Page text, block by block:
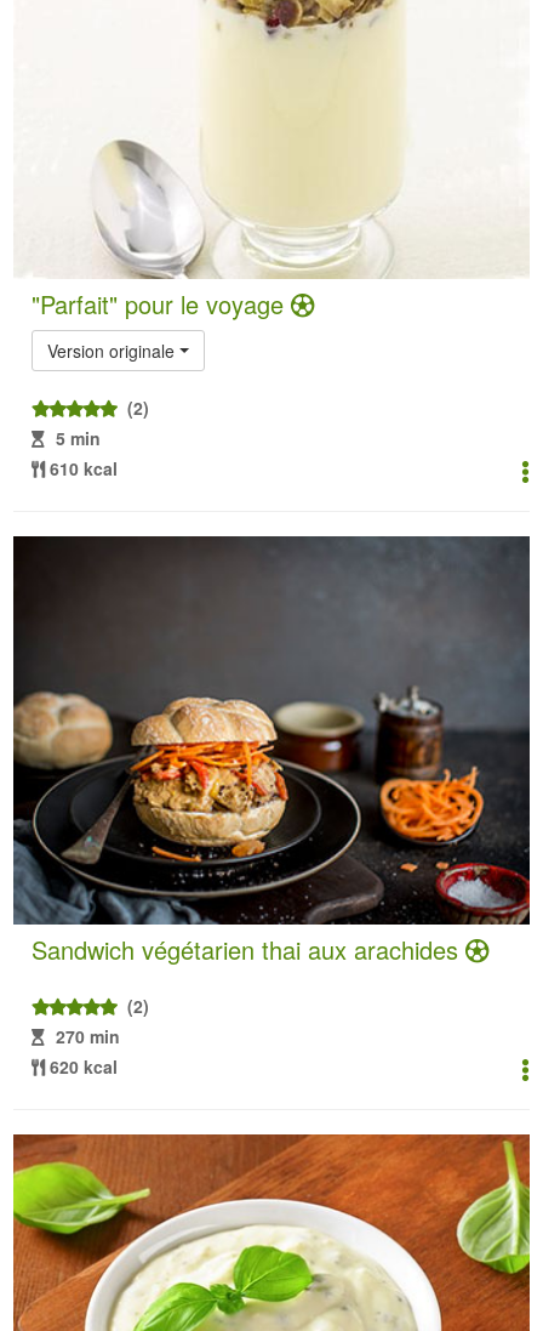
"Parfait" pour le voyage
Version originale
(2)
5 min
610 kcal
Sandwich végétarien thai aux arachides
(2)
270 min
620 kcal